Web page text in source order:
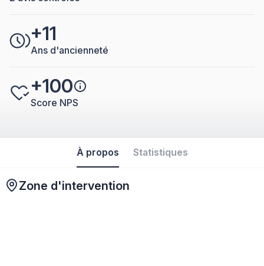
+11
Ans d'ancienneté
+100
Score NPS
À propos Statistiques
Zone d'intervention